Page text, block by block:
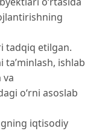
tadqiq etilgan.
ta’minlash, ishlab
o‘rni asoslab
iqtisodiy